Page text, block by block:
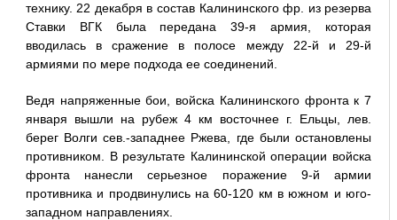
технику. 22 декабря в состав Калининского фр. из резерва
Ставки ВГК была передана 39-я армия, которая
вводилась в сражение в полосе между 22-й и 29-й
армиями по мере подхода ее соединений.
Ведя напряженные бои, войска Калининского фронта к 7
января вышли на рубеж 4 км восточнее г. Ельцы, лев.
берег Волги сев.-западнее Ржева, где были остановлены
противником. В результате Калининской операции войска
фронта нанесли серьезное поражение 9-й армии
противника и продвинулись на 60-120 км в южном и юго-
западном направлениях.